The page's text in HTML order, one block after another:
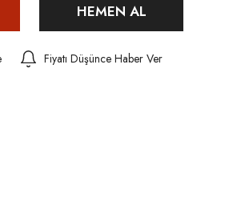
HEMEN AL
Fiyatı Düşünce Haber Ver